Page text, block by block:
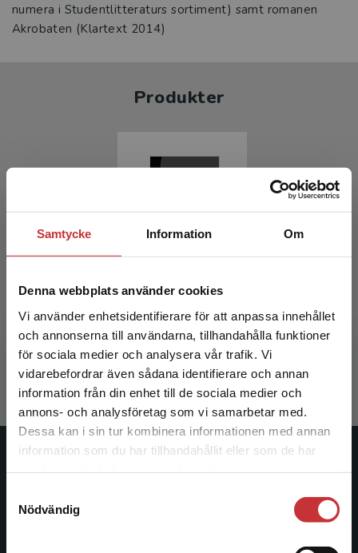
Samtycke Information Om
Denna webbplats använder cookies
Vi använder enhetsidentifierare för att anpassa innehållet
och annonserna till användarna, tillhandahålla funktioner
för sociala medier och analysera vår trafik. Vi
vidarebefordrar även sådana identifierare och annan
information från din enhet till de sociala medier och
annons- och analysföretag som vi samarbetar med.
Dessa kan i sin tur kombinera informationen med annan
information som du har tillhandahållit eller som de har
Nödvändig
Begränsad fraktregion
Det verkar som att du besöker
studentlitteratur.se via en enhet utanför Sverige.
Vi erbjuder inte leveranser utanför Sverige. För
att kunna slutföra ett köp måste
numera i Studentlitteraturs sortiment) samt romanen
Akrobaten (Klartext 2014)
Produkter
Tydliga texter
Forsberg, Jenny
231 krinkl. moms
Exkl. moms: 218 kr
Studentlitteratur
Studentlitteratur grundades 1963 och är idag Sveriges
ledande utbildningsförlag. Med läromedel, kurslitteratur,